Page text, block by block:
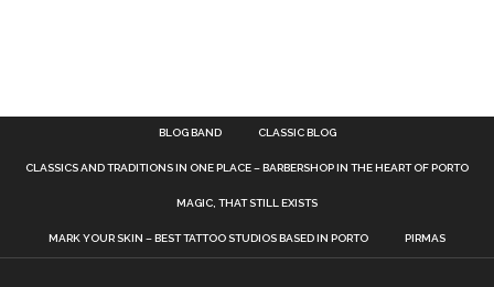
BLOG BAND CLASSIC BLOG
CLASSICS AND TRADITIONS IN ONE PLACE – BARBERSHOP IN THE HEART OF PORTO
MAGIC, THAT STILL EXISTS
MARK YOUR SKIN – BEST TATTOO STUDIOS BASED IN PORTO PIRMAS